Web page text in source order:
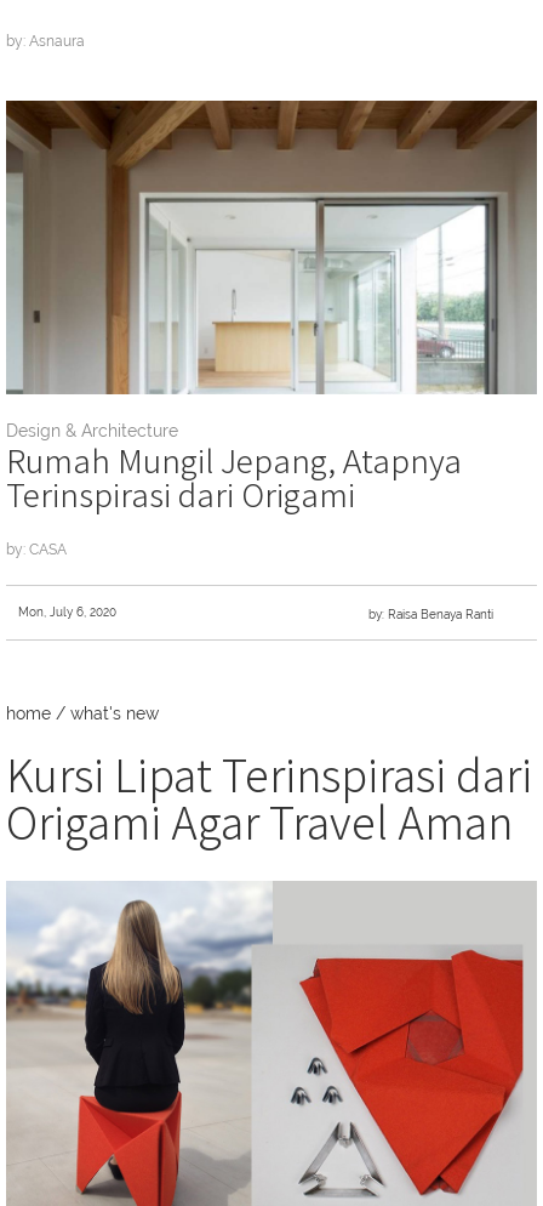
by: Asnaura
Design & Architecture
Rumah Mungil Jepang, Atapnya
Terinspirasi dari Origami
by: CASA
Mon, July 6, 2020 by: Raisa Benaya Ranti
home / what's new
Kursi Lipat Terinspirasi dari
Origami Agar Travel Aman